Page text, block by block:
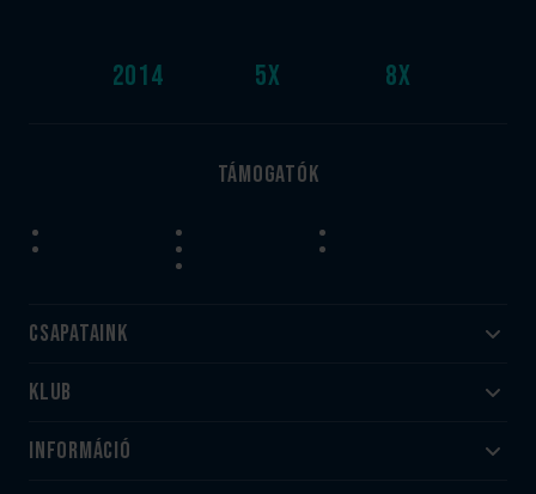
2014 5x 8x
Támogatók
Csapataink
Felnőtt
Utánpótlás
Klub
#HandballFamily
Információ